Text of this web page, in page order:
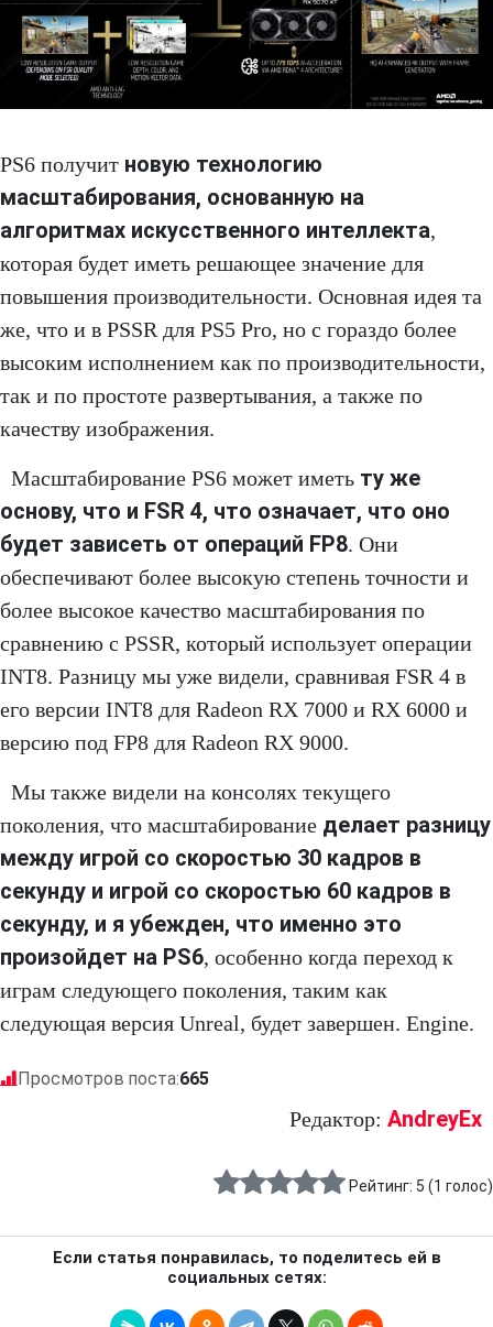
PS6 получит новую технологию
масштабирования, основанную на
алгоритмах искусственного интеллекта,
которая будет иметь решающее значение для
повышения производительности. Основная идея та
же, что и в PSSR для PS5 Pro, но с гораздо более
высоким исполнением как по производительности,
так и по простоте развертывания, а также по
качеству изображения.
Масштабирование PS6 может иметь ту же
основу, что и FSR 4, что означает, что оно
будет зависеть от операций FP8. Они
обеспечивают более высокую степень точности и
более высокое качество масштабирования по
сравнению с PSSR, который использует операции
INT8. Разницу мы уже видели, сравнивая FSR 4 в
его версии INT8 для Radeon RX 7000 и RX 6000 и
версию под FP8 для Radeon RX 9000.
Мы также видели на консолях текущего
поколения, что масштабирование делает разницу
между игрой со скоростью 30 кадров в
секунду и игрой со скоростью 60 кадров в
секунду, и я убежден, что именно это
произойдет на PS6, особенно когда переход к
играм следующего поколения, таким как
следующая версия Unreal, будет завершен. Engine.
Просмотров поста:665
Редактор: AndreyEx
Рейтинг: 5 (1 голос)
Если статья понравилась, то поделитесь ей в
социальных сетях: